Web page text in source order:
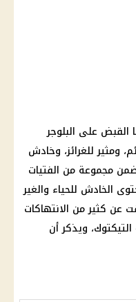
القبض على البلوجر
ومثير للغرائز، وخادش
مجموعة من الفتيات
الخادش للحياء والغير
كثير من الانتهاكات
التيكتوك، ويذكر أن